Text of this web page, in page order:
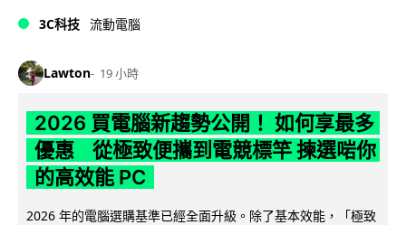
3C科技 流動電腦
Lawton 19 小時
2026 買電腦新趨勢公開！ 如何享最多
優惠 從極致便攜到電競標竿 揀選啱你
的高效能 PC
2026 年的電腦選購基準已經全面升級。除了基本效能，「極致